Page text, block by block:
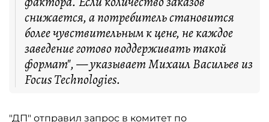
снижается, а потребитель становится
более чувствительным к цене, не каждое
заведение готово поддерживать такой
формат", — указывает Михаил Васильев из
Focus Technologies.
"ДП" отправил запрос в комитет по